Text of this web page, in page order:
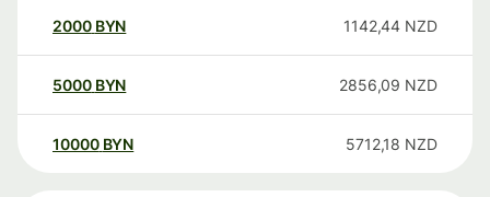
2000 BYN 1142,44 NZD
5000 BYN 2856,09 NZD
10000 BYN 5712,18 NZD